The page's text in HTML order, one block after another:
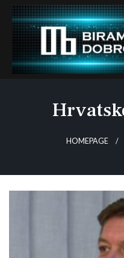
Skip
content
HOMEPAGE